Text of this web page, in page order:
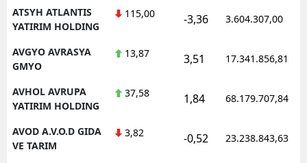
ATSYH ATLANTIS
YATIRIM HOLDING
115,00 -3,36 3.604.307,00
AVGYO AVRASYA
GMYO
13,87 3,51 17.341.856,81
AVHOL AVRUPA
YATIRIM HOLDING
37,58 1,84 68.179.707,84
AVOD A.V.O.D GIDA
VE TARIM
3,82 -0,52 23.238.843,63